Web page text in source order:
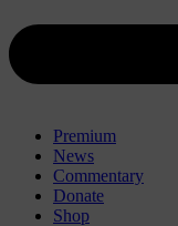
Premium
News
Commentary
Donate
Shop